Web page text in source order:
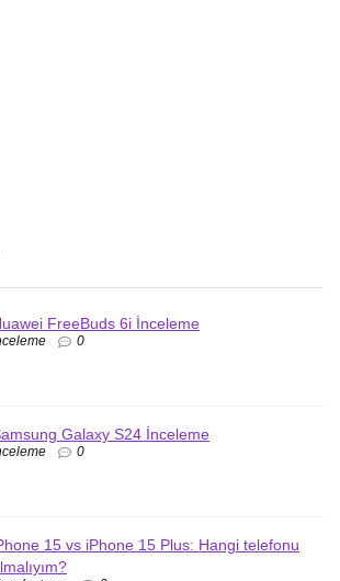
FreeBuds 6i İnceleme
0
Galaxy S24 İnceleme
0
15 vs iPhone 15 Plus: Hangi telefonu